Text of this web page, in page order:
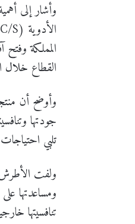
وأشار إلى
المملكة
القطاع خلال
وأوضح أن
جودتها
تلبي
ولفت الأطرش
ومساعدتها
تنافسيتها